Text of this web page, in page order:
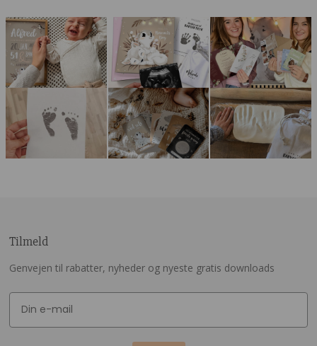
Tilmeld
Genvejen til rabatter, nyheder og nyeste gratis downloads